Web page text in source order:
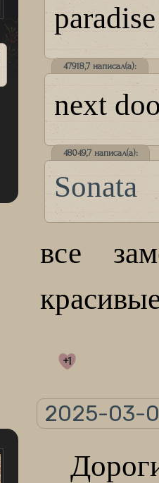
paradise
47918,7 написал(а):
next
48049,7 написал(а):
Sonata
все
+1
2025-03-